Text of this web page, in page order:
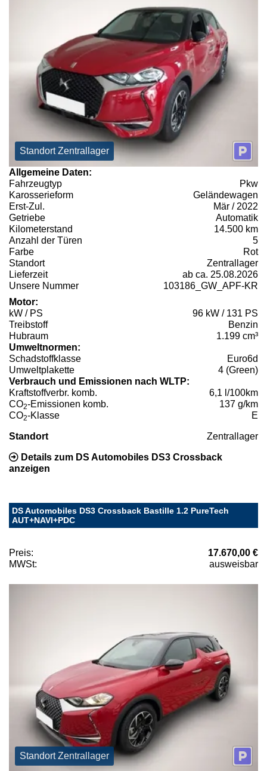
Standort Zentrallager
Allgemeine Daten:
Fahrzeugtyp
Pkw
Karosserieform
Geländewagen
Erst-Zul.
Mär / 2022
Getriebe
Automatik
Kilometerstand
14.500 km
Anzahl der Türen
5
Farbe
Rot
Standort
Zentrallager
Lieferzeit
ab ca. 25.08.2026
Unsere Nummer
103186_GW_APF-KR
Motor:
kW / PS
96 kW / 131 PS
Treibstoff
Benzin
Hubraum
1.199 cm³
Umweltnormen:
Schadstoffklasse
Euro6d
Umweltplakette
4 (Green)
Verbrauch und Emissionen nach WLTP:
Kraftstoffverbr. komb.
6,1 l/100km
CO2-Emissionen komb.
137 g/km
CO2-Klasse E
Standort Zentrallager
Details zum DS Automobiles DS3 Crossback
anzeigen
DS Automobiles DS3 Crossback Bastille 1.2 PureTech
AUT+NAVI+PDC
Preis:
17.670,00 €
MWSt:
ausweisbar
Standort Zentrallager